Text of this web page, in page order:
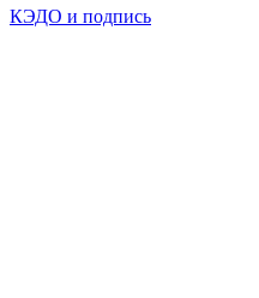
КЭДО и подпись